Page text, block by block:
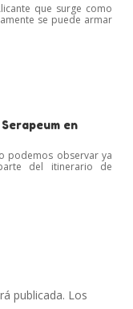
que surge como
se puede armar
en
podemos observar ya
del itinerario de
publicada. Los